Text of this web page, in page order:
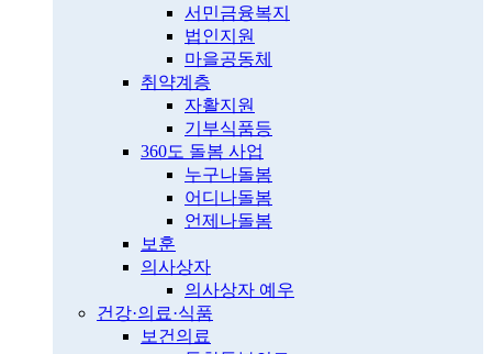
서민금융복지
법인지원
마을공동체
취약계층
자활지원
기부식품등
360도 돌봄 사업
누구나돌봄
어디나돌봄
언제나돌봄
보훈
의사상자
의사상자 예우
건강·의료·식품
보건의료